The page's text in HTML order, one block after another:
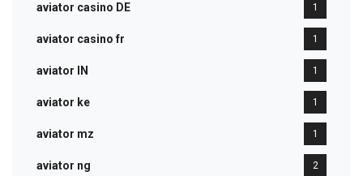
aviator casino DE 1
aviator casino fr 1
aviator IN 1
aviator ke 1
aviator mz 1
aviator ng 2